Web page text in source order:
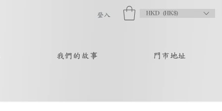
登入 HKD (HK$)
我們的故事 門市地址